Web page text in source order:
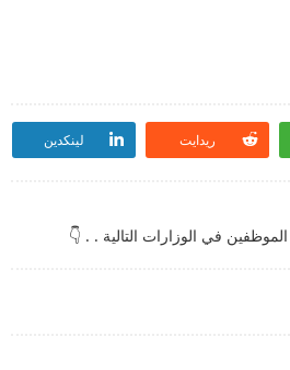
ريدايت لينكدين
في الوزارات التالية . . 👇